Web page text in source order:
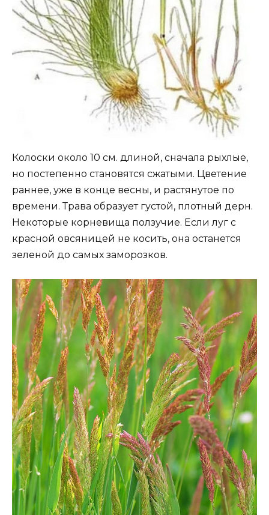
Колоски около 10 см. длиной, сначала рыхлые,
но постепенно становятся сжатыми. Цветение
раннее, уже в конце весны, и растянутое по
времени. Трава образует густой, плотный дерн.
Некоторые корневища ползучие. Если луг с
красной овсяницей не косить, она останется
зеленой до самых заморозков.